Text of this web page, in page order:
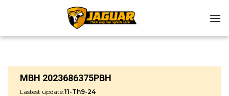
MBH 2023686375PBH
Lastest update:11-Th9-24